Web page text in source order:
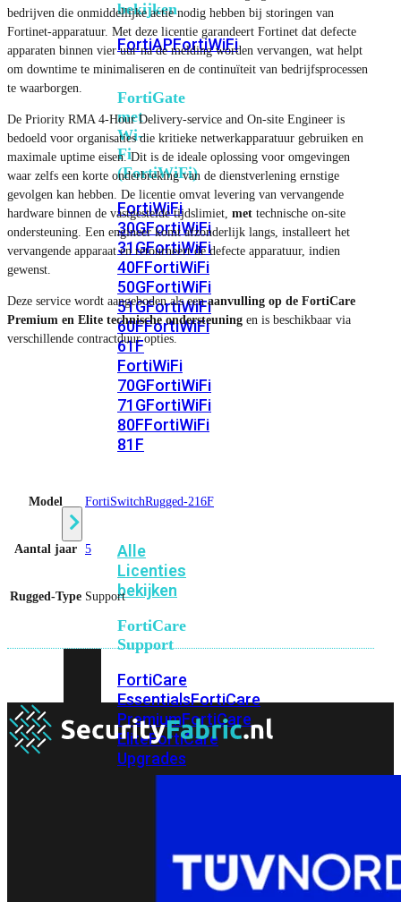
bekijken
FortiAPFortiWiFi
FortiGate
met
Wi-
Fi
(FortiWiFi)
FortiWiFi
30GFortiWiFi
31GFortiWiFi
40FFortiWiFi
50GFortiWiFi
51GFortiWiFi
60FFortiWiFi
61F
FortiWiFi
70GFortiWiFi
71GFortiWiFi
80FFortiWiFi
81F
Licentie
Alle
Licenties
bekijken
FortiCare
Support
FortiCare
EssentialsFortiCare
PremiumFortiCare
EliteFortiCare
Upgrades
FortiCare
bedrijven die onmiddellijke actie nodig hebben bij storingen van
Fortinet-apparatuur. Met deze licentie garandeert Fortinet dat defecte
apparaten binnen vier uur na de melding worden vervangen, wat helpt
om downtime te minimaliseren en de continuïteit van bedrijfsprocessen
te waarborgen.
De Priority RMA 4-Hour Delivery-service and On-site Engineer is
bedoeld voor organisaties die kritieke netwerkapparatuur gebruiken en
maximale uptime eisen. Dit is de ideale oplossing voor omgevingen
waar zelfs een korte onderbreking van de dienstverlening ernstige
gevolgen kan hebben. De licentie omvat levering van vervangende
hardware binnen de vastgestelde tijdslimiet, met technische on-site
ondersteuning. Een engineer komt afzonderlijk langs, installeert het
vervangende apparaat en retourneert de defecte apparatuur, indien
gewenst.
Deze service wordt aangeboden als eenaanvulling op de FortiCare
Premium en Elite technische ondersteuning en is beschikbaar via
verschillende contractduur opties.
Model FortiSwitchRugged-216F
Aantal jaar 5
Rugged-Type Support